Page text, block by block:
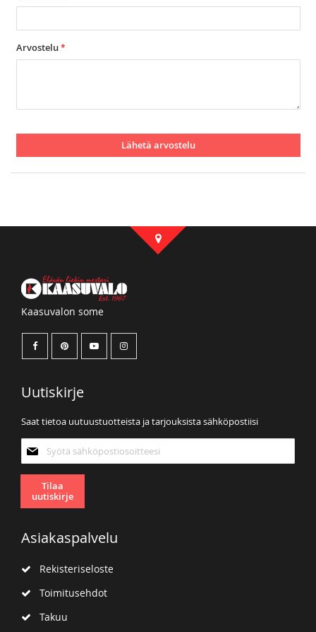
Arvostelu
Lähetä arvostelu
Kaasuvalon some
Uutiskirje
Saat tietoa uutuustuotteista ja tarjouksista sähköpostiisi
uutiskirjeemme:
Tilaa
uutiskirje
Asiakaspalvelu
Rekisteriseloste
Toimitusehdot
Takuu